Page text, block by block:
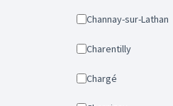
Channay-sur-Lathan
Charentilly
Chargé